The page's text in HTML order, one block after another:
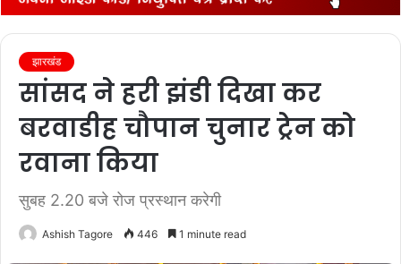
झारखंड
सांसद ने हरी झंडी दिखा कर
बरवाडीह चौपान चुनार ट्रेन को
रवाना किया
सुबह 2.20 बजे रोज प्रस्थान करेगी
Ashish Tagore 446 1 minute read